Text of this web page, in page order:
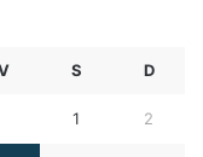
S D
1 2